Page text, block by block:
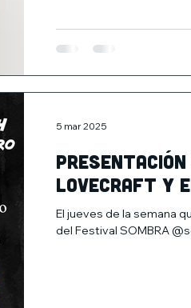
Lovecraft y
El jueves de la semana
5 mar 2025